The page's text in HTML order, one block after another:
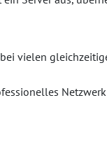
vielen